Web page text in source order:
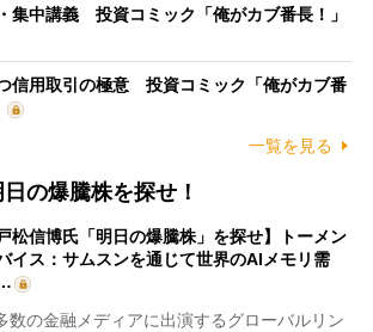
集中講義 投資コミック「俺がカブ番長！」
信用取引の極意 投資コミック「俺がカブ番
一覧を見る
の爆騰株を探せ！
戸松信博氏「明日の爆騰株」を探せ】トーメン
イス：サムスンを通じて世界のAIメモリ需
の金融メディアに出演するグローバルリン